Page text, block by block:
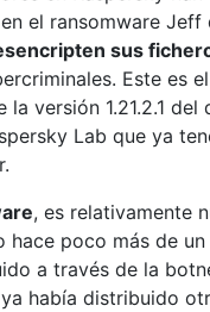
el ransomware Jeff
sus
Este es
la versión 1.21.2.1
Lab que ya
, es relativamente
hace poco más de
a través de la
había distribuido